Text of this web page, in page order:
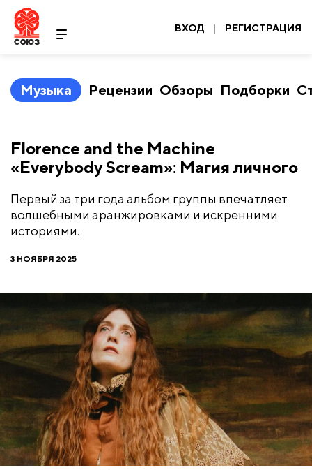
ВХОД | РЕГИСТРАЦИЯ
Музыка Рецензии Обзоры Подборки
​Florence and the Machine
«Everybody Scream»: Магия личного
Первый за три года альбом группы впечатляет
волшебными аранжировками и искренними
историями.
3 НОЯБРЯ 2025